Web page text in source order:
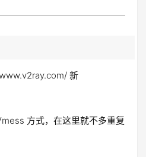
新
方式，在这里就不多重复